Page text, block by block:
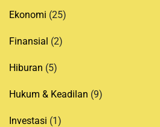
Ekonomi (25)
Finansial (2)
Hiburan (5)
Hukum & Keadilan (9)
Investasi (1)